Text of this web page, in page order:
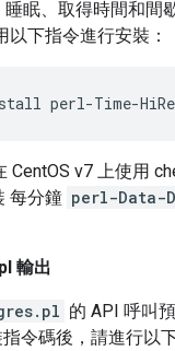
眠、取得時間和間
以下指令進行安裝：
perl-Time-
CentOS v7 上使用
每分鐘 perl-Data-
輸出
的 API 呼叫
令碼後，請進行以